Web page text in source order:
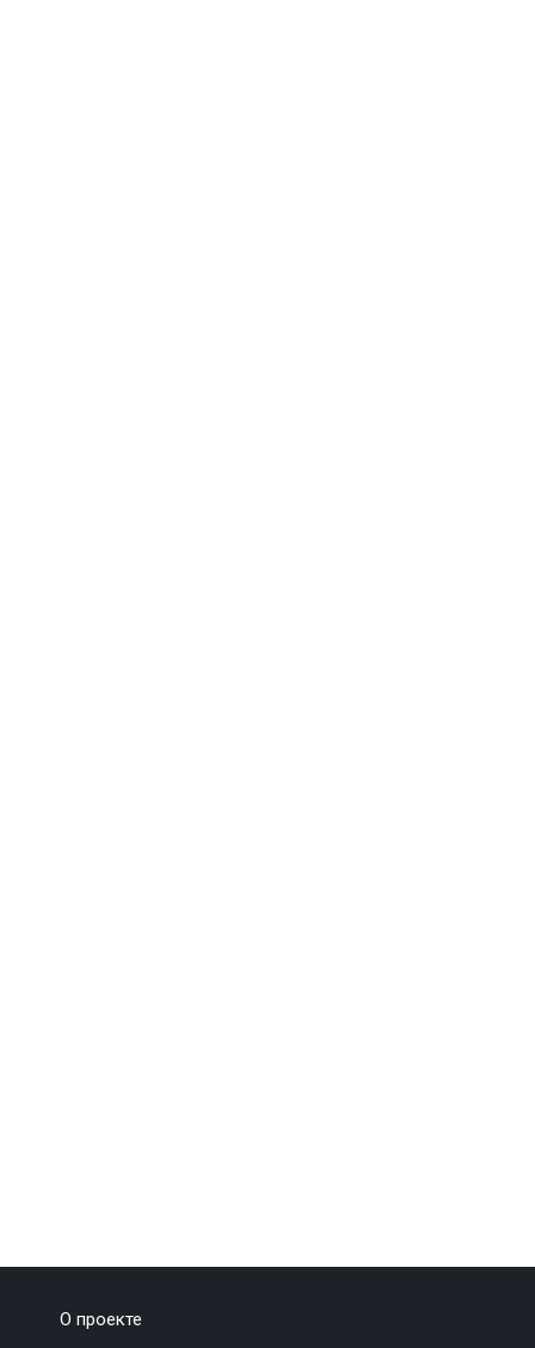
О проекте